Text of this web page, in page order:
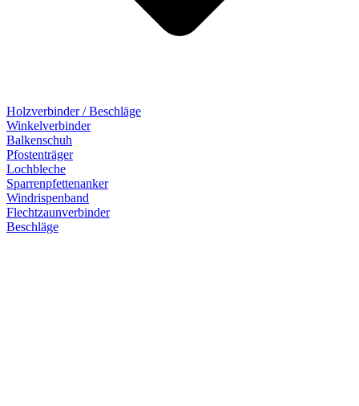
Holzverbinder / Beschläge
Winkelverbinder
Balkenschuh
Pfostenträger
Lochbleche
Sparrenpfettenanker
Windrispenband
Flechtzaunverbinder
Beschläge